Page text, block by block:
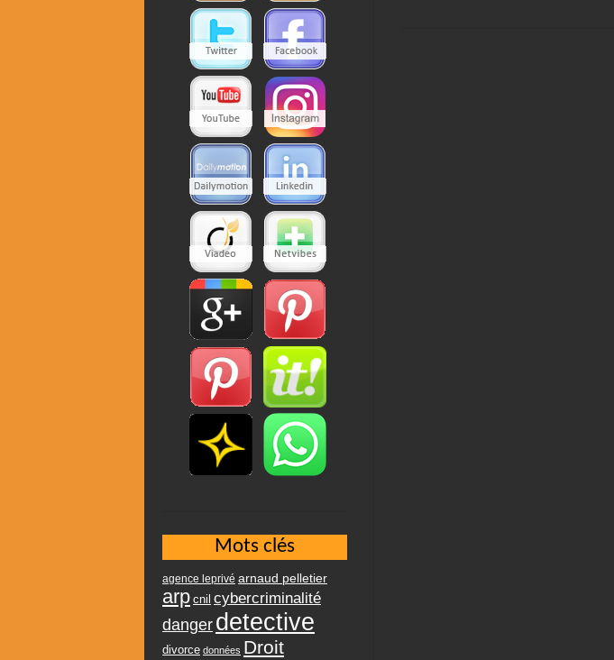
Mots clés
agence leprivé arnaud pelletier
arp cnil cybercriminalité
danger detective
divorce données Droit